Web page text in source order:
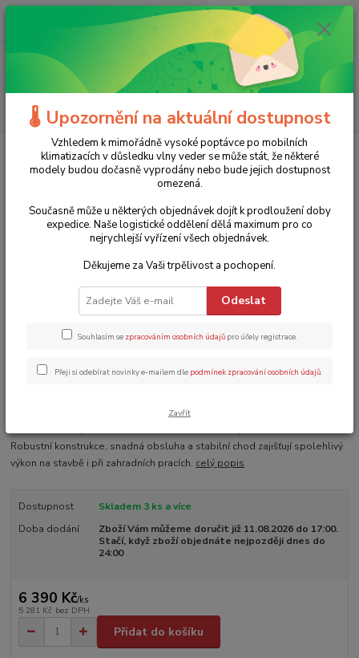
(Po-Ne, 8-20 hod.)
ks
0 Kč
Stavební nářadí Stavební míchačky
Stavební míchačka 160l
FB Profi Ma-tech
Stavební míchačka 160l FB Profi
Ma-tech
Matech 160 l stavební míchačka – výkonná a odolná stavební míchačka s
Robustní konstrukce, snadná obsluha a stabilní chod zajišťují spolehlivý
výkon na stavbě i při zahradních pracích. celý popis
Dostupnost
Skladem 3 ks a více
Doba dodání
Zboží Vám můžeme doručit již 11.08.2026 do 17:00.
Stačí, když zboží objednáte nejpozději dnes do
24:00
6 390 Kč/ks
5 281 Kč bez DPH
Přidat do košíku
🌡️ Upozornění na aktuální dostupnost
Vzhledem k mimořádně vysoké poptávce po mobilních
klimatizacích v důsledku vlny veder se může stát, že některé
modely budou dočasně vyprodány nebo bude jejich dostupnost
omezená.
Současně může u některých objednávek dojít k prodloužení doby
expedice. Naše logistické oddělení dělá maximum pro co
nejrychlejší vyřízení všech objednávek.
Děkujeme za Vaši trpělivost a pochopení.
Odeslat
Souhlasím se zpracováním osobních údajů pro účely registrace.
Přeji si odebírat novinky e-mailem dle podmínek zpracování osobních údajů
Zavřít